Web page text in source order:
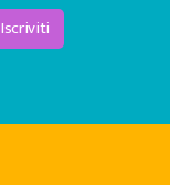
Iscriviti